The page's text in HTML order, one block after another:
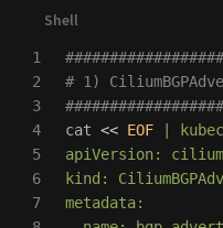
1
2
3
4
5
6
7
# 1)
cat << EOF |
apiVersion:
kind:
metadata: